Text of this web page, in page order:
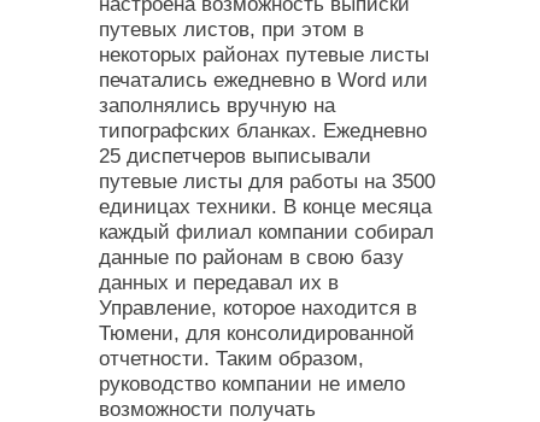
путевых листов, при этом в
некоторых районах путевые листы
печатались ежедневно в Word или
заполнялись вручную на
типографских бланках. Ежедневно
25 диспетчеров выписывали
путевые листы для работы на 3500
единицах техники. В конце месяца
каждый филиал компании собирал
данные по районам в свою базу
данных и передавал их в
Управление, которое находится в
Тюмени, для консолидированной
отчетности. Таким образом,
руководство компании не имело
возможности получать